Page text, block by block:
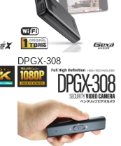
DPGX-308